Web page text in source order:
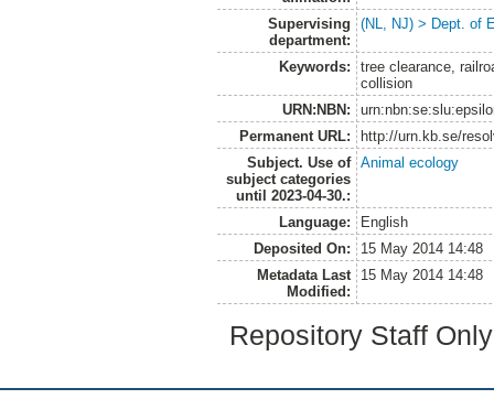
Supervising
department:
(NL, NJ) > Dept. of
Keywords:
tree clearance,
collision
URN:NBN:
Permanent URL:
http://urn.kb.se/
Subject. Use of
subject categories
until 2023-04-30.:
Animal ecology
Language:
English
Deposited On:
15 May 2014 14:48
Metadata Last
Modified:
15 May 2014 14:48
Repository Staff